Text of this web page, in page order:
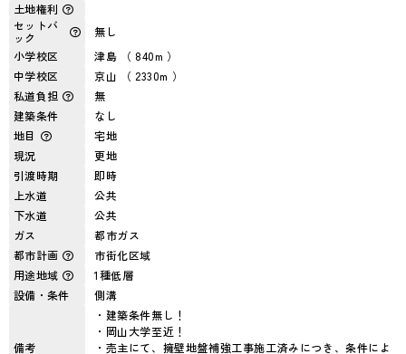
土地権利
セットバ
ック
無し
小学校区
津島 （ 840m ）
中学校区
京山 （ 2330m ）
私道負担
無
建築条件
なし
地目
宅地
現況
更地
引渡時期
即時
上水道
公共
下水道
公共
ガス
都市ガス
都市計画
市街化区域
用途地域
1種低層
設備・条件
側溝
備考
・建築条件無し！
・岡山大学至近！
・売主にて、擁壁地盤補強工事施工済みにつき、条件によ